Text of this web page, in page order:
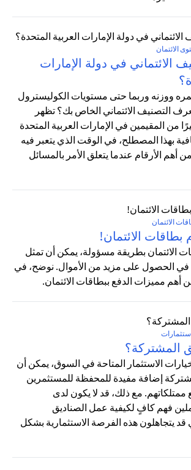
الائتمان
الائتماني في دولة الإمارات
ووزنه وربما حتى مستويات الكوليسترول
التصنيف الائتماني الخاص بك؟ تظهر
من المقيمين في الإمارات العربية المتحدة
بهذا المصطلح، في الوقت الذي يتعبر فيه
أهم الأرقام عندما يتعلق الأمر بالمسائل
الائتمان
الائتمان!
الائتمان بطريقة مسؤولة، يمكن أن تمثل
في الحصول على مزيد من الأموال. نوضح، في
أهم مميزات الدفع ببطاقات الائتمان.
المشتركة؟
الاستثمار المتاحة في السوق، يمكن أن
إضافة مفيدة للمحفظة للمستثمرين
ممتلكاتهم. مع ذلك، قد لا يكون لدى
فهم كافٍ لكيفية عمل الصناديق
قد يتجاهلون هذه الفرصة الاستثمارية بشكل